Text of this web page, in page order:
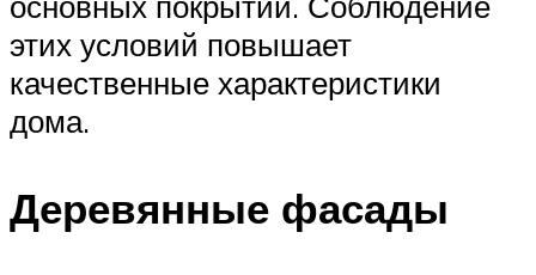
этих условий повышает
качественные характеристики
дома.
Деревянные фасады